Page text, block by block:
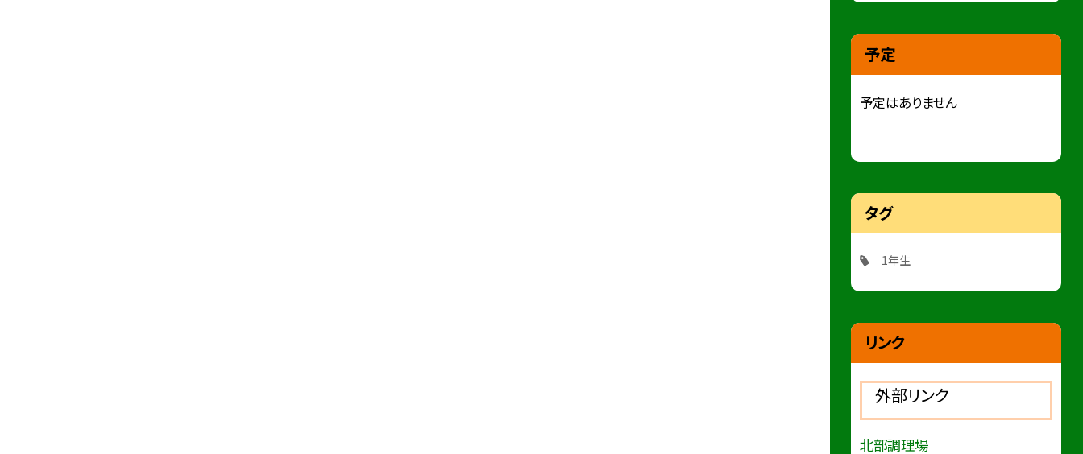
予定
予定はありません
タグ
1年生
リンク
外部リンク
北部調理場